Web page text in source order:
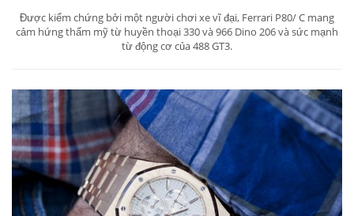
Được kiểm chứng bởi một người chơi xe vĩ đại, Ferrari P80/ C mang
cảm hứng thẩm mỹ từ huyền thoại 330 và 966 Dino 206 và sức mạnh
từ động cơ của 488 GT3.